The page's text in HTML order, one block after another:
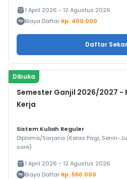
1 April 2026 - 12 Agustus 2026
Biaya Daftar Rp. 400.000
Daftar
Dibuka
Semester Ganjil 2026/2027 -
Kerja
Sistem Kuliah Reguler
Diploma/Sarjana (Kelas Pagi, Senin-
sore)
1 April 2026 - 12 Agustus 2026
Biaya Daftar Rp. 550.000